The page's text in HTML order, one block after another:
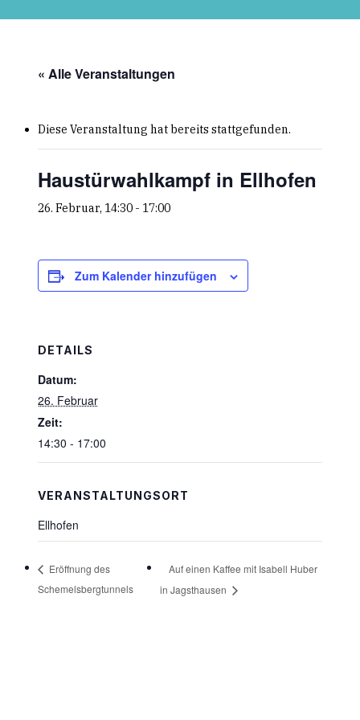
« Alle Veranstaltungen
Diese Veranstaltung hat bereits stattgefunden.
Haustürwahlkampf in Ellhofen
26. Februar, 14:30- 17:00
Zum Kalender hinzufügen
DETAILS
Datum:
26. Februar
Zeit:
14:30 - 17:00
VERANSTALTUNGSORT
Ellhofen
Eröffnung des
Schemelsbergtunnels
Auf einen Kaffee mit Isabell Huber
in Jagsthausen